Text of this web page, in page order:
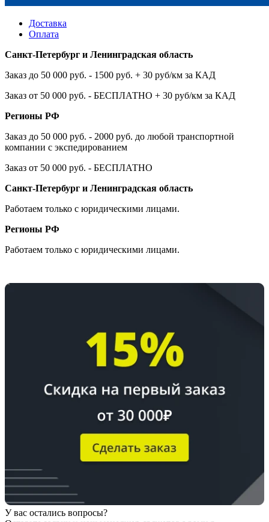
Доставка
Оплата
Санкт-Петербург и Ленинградская область
Заказ до 50 000 руб. - 1500 руб. + 30 руб/км за КАД
Заказ от 50 000 руб. - БЕСПЛАТНО + 30 руб/км за КАД
Регионы РФ
Заказ до 50 000 руб. - 2000 руб. до любой транспортной
компании с экспедированием
Заказ от 50 000 руб. - БЕСПЛАТНО
Санкт-Петербург и Ленинградская область
Работаем только с юридическими лицами.
Регионы РФ
Работаем только с юридическими лицами.
У вас остались вопросы?